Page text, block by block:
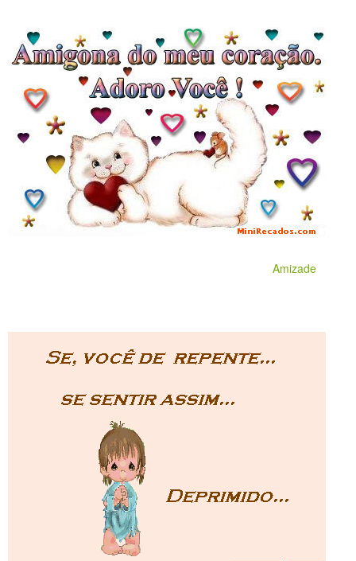
Amizade